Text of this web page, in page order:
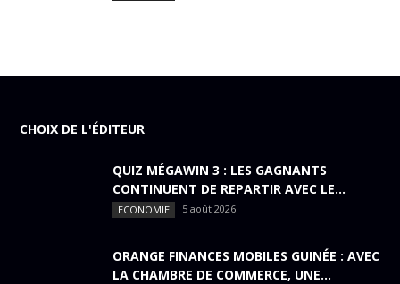
CHOIX DE L'ÉDITEUR
QUIZ MÉGAWIN 3 : LES GAGNANTS
CONTINUENT DE REPARTIR AVEC LE...
ECONOMIE 5 août 2026
ORANGE FINANCES MOBILES GUINÉE : AVEC
LA CHAMBRE DE COMMERCE, UNE...